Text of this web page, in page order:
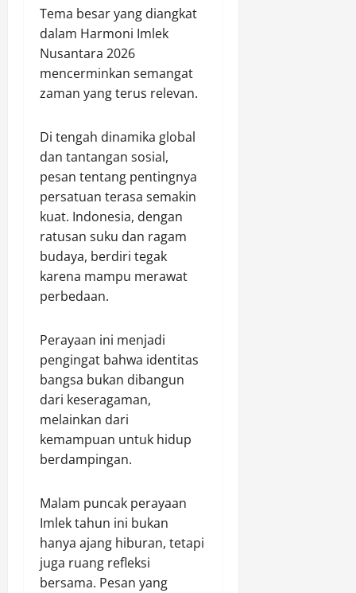
Tema besar yang diangkat
dalam Harmoni Imlek
Nusantara 2026
mencerminkan semangat
zaman yang terus relevan.
Di tengah dinamika global
dan tantangan sosial,
pesan tentang pentingnya
persatuan terasa semakin
kuat. Indonesia, dengan
ratusan suku dan ragam
budaya, berdiri tegak
karena mampu merawat
perbedaan.
Perayaan ini menjadi
pengingat bahwa identitas
bangsa bukan dibangun
dari keseragaman,
melainkan dari
kemampuan untuk hidup
berdampingan.
Malam puncak perayaan
Imlek tahun ini bukan
hanya ajang hiburan, tetapi
juga ruang refleksi
bersama. Pesan yang